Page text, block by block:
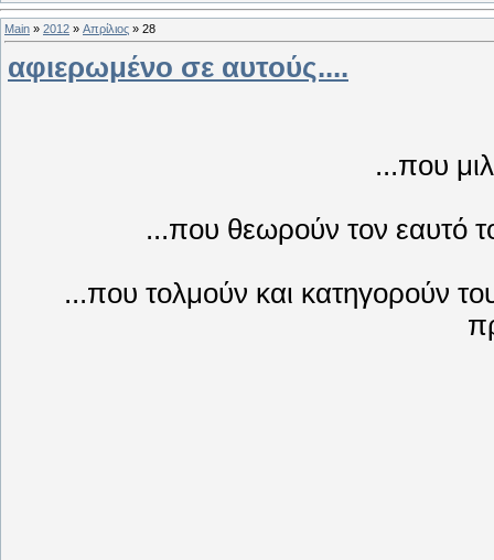
Main » 2012 » Απρίλιος » 28
αφιερωμένο σε αυτούς....
...που
...που θεωρούν τον εαυτό
...που τολμούν και κατηγορούν